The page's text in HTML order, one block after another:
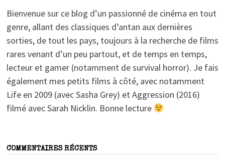
Bienvenue sur ce blog d’un passionné de cinéma en tout
genre, allant des classiques d’antan aux dernières
sorties, de tout les pays, toujours à la recherche de films
rares venant d’un peu partout, et de temps en temps,
lecteur et gamer (notamment de survival horror). Je fais
également mes petits films à côté, avec notamment
Life en 2009 (avec Sasha Grey) et Aggression (2016)
filmé avec Sarah Nicklin. Bonne lecture
COMMENTAIRES RÉCENTS